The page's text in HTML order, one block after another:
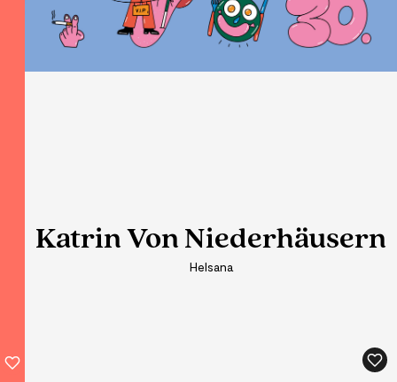
Katrin Von Niederhäusern
Helsana
Katrin Von Niederhäusern
Helsana